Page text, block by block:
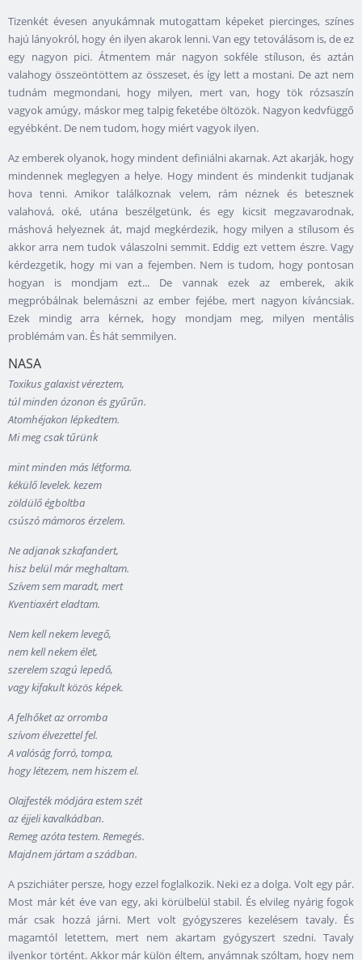
Tizenkét évesen anyukámnak mutogattam képeket piercinges, színes
hajú lányokról, hogy én ilyen akarok lenni. Van egy tetoválásom is, de ez
egy nagyon pici. Átmentem már nagyon sokféle stíluson, és aztán
valahogy összeöntöttem az összeset, és így lett a mostani. De azt nem
tudnám megmondani, hogy milyen, mert van, hogy tök rózsaszín
vagyok amúgy, máskor meg talpig feketébe öltözök. Nagyon kedvfüggő
egyébként. De nem tudom, hogy miért vagyok ilyen.
Az emberek olyanok, hogy mindent definiálni akarnak. Azt akarják, hogy
mindennek meglegyen a helye. Hogy mindent és mindenkit tudjanak
hova tenni. Amikor találkoznak velem, rám néznek és betesznek
valahová, oké, utána beszélgetünk, és egy kicsit megzavarodnak,
máshová helyeznek át, majd megkérdezik, hogy milyen a stílusom és
akkor arra nem tudok válaszolni semmit. Eddig ezt vettem észre. Vagy
kérdezgetik, hogy mi van a fejemben. Nem is tudom, hogy pontosan
hogyan is mondjam ezt... De vannak ezek az emberek, akik
megpróbálnak belemászni az ember fejébe, mert nagyon kíváncsiak.
Ezek mindig arra kérnek, hogy mondjam meg, milyen mentális
problémám van. És hát semmilyen.
NASA
Toxikus galaxist véreztem,
túl minden ózonon és gyűrűn.
Atomhéjakon lépkedtem.
Mi meg csak tűrünk
mint minden más létforma.
kékülő levelek. kezem
zöldülő égboltba
csúszó mámoros érzelem.
Ne adjanak szkafandert,
hisz belül már meghaltam.
Szívem sem maradt, mert
Kventiaxért eladtam.
Nem kell nekem levegő,
nem kell nekem élet,
szerelem szagú lepedő,
vagy kifakult közös képek.
A felhőket az orromba
szívom élvezettel fel.
A valóság forró, tompa,
hogy létezem, nem hiszem el.
Olajfesték módjára estem szét
az éjjeli kavalkádban.
Remeg azóta testem. Remegés.
Majdnem jártam a szádban.
A pszichiáter persze, hogy ezzel foglalkozik. Neki ez a dolga. Volt egy pár.
Most már két éve van egy, aki körülbelül stabil. És elvileg nyárig fogok
már csak hozzá járni. Mert volt gyógyszeres kezelésem tavaly. És
magamtól letettem, mert nem akartam gyógyszert szedni. Tavaly
ilyenkor történt. Akkor már külön éltem, anyámnak szóltam, hogy nem